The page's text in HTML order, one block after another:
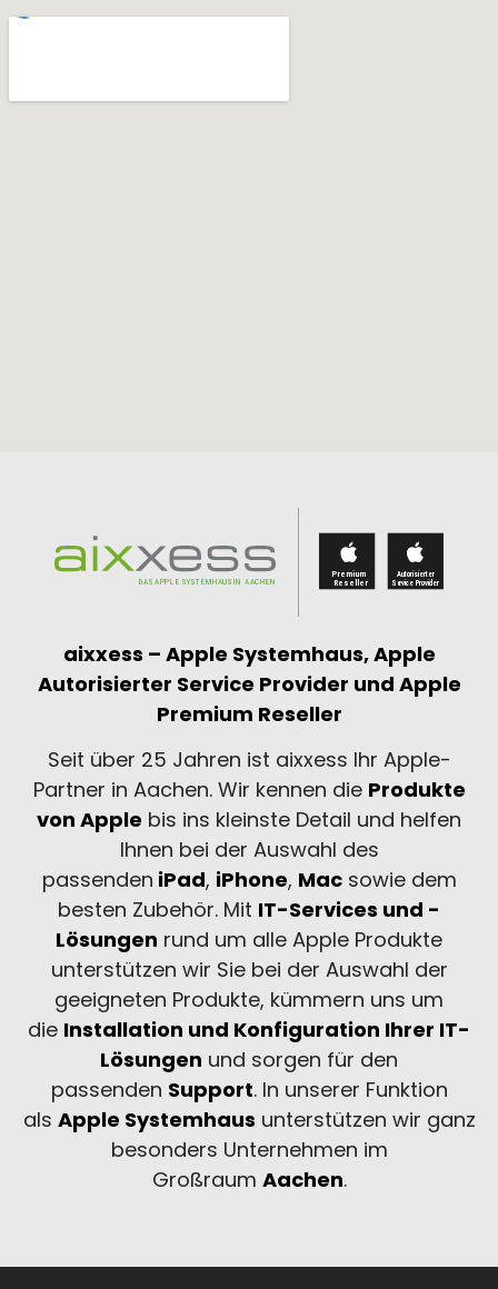
aixxess – Apple Systemhaus,Apple
Autorisierter Service Provider und Apple
Premium Reseller
Seit über 25 Jahren ist aixxess Ihr Apple-
Partner in Aachen. Wir kennen die Produkte
von Apple bis ins kleinste Detail und helfen
Ihnen bei der Auswahl des
passenden iPad, iPhone, Macsowie dem
besten Zubehör. Mit IT-Services und -
Lösungen rund um alle Apple Produkte
unterstützen wir Sie bei der Auswahl der
geeigneten Produkte, kümmern uns um
die Installation und Konfiguration Ihrer IT-
Lösungen und sorgen für den
passenden Support. In unserer Funktion
als Apple Systemhaus unterstützen wir ganz
besonders Unternehmen im
Großraum Aachen.